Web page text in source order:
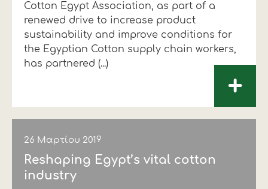
Cotton Egypt Association, as part of a
renewed drive to increase product
sustainability and improve conditions for
the Egyptian Cotton supply chain workers,
has partnered (...)
+
26 Μαρτίου 2019
Reshaping Egypt’s vital cotton
industry